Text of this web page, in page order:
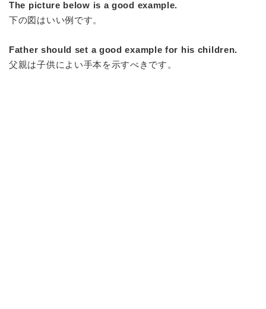
The picture below is a good example.
下の図はいい例です。
Father should set a good example for his children.
父親は子供によい手本を示すべきです。